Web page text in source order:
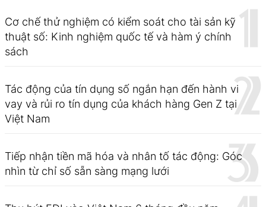
Cơ chế thử nghiệm có kiểm soát cho tài sản kỹ
thuật số: Kinh nghiệm quốc tế và hàm ý chính
sách
Tác động của tín dụng số ngắn hạn đến hành vi
vay và rủi ro tín dụng của khách hàng Gen Z tại
Việt Nam
Tiếp nhận tiền mã hóa và nhân tố tác động: Góc
nhìn từ chỉ số sẵn sàng mạng lưới